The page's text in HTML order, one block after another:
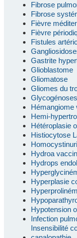
Fibrose
Fibrose
Fièvre
Fièvre
Fistules
Gastrite
Glioblastome
Gliomatose
Gliomes du
Glycogénoses
Hémangiome
Hemi-
Hétéroplasie
Histiocytose
Hydroa
Hydrops
Hyperplasie
Hypotension
Infection
Insensibilité